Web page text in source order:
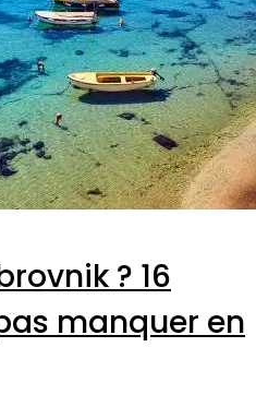
? 16
manquer en